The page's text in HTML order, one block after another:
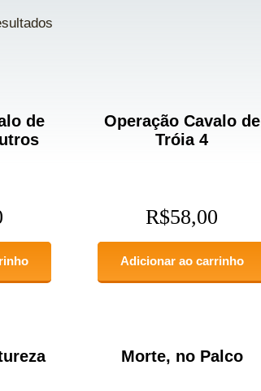
de
Operação Cavalo de
Tróia 4
R$58,00
Adicionar ao carrinho
Morte, no Palco